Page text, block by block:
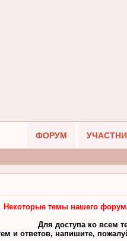
ФОРУМ
Некоторые темы нашего
Для доступа ко всем
и ответов, напишите,